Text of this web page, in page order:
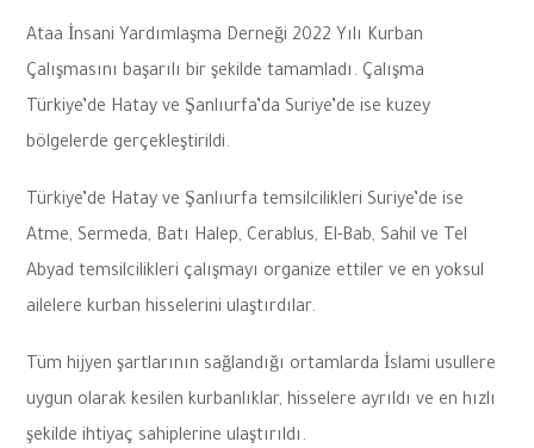
Ataa İnsani Yardımlaşma Derneği 2022 Yılı Kurban
Çalışmasını başarılı bir şekilde tamamladı. Çalışma
Türkiye’de Hatay ve Şanlıurfa’da Suriye’de ise kuzey
bölgelerde gerçekleştirildi.
Türkiye’de Hatay ve Şanlıurfa temsilcilikleri Suriye’de ise
Atme, Sermeda, Batı Halep, Cerablus, El-Bab, Sahil ve Tel
Abyad temsilcilikleri çalışmayı organize ettiler ve en yoksul
ailelere kurban hisselerini ulaştırdılar.
Tüm hijyen şartlarının sağlandığı ortamlarda İslami usullere
uygun olarak kesilen kurbanlıklar, hisselere ayrıldı ve en hızlı
şekilde ihtiyaç sahiplerine ulaştırıldı.